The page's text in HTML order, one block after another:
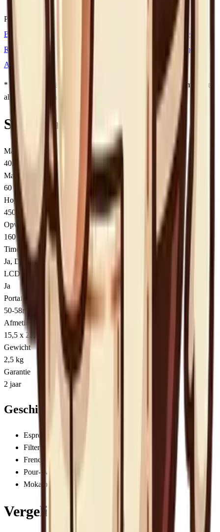
Prijsindicatie:
Bol.com
Coolblue
Roastmarket
Bekijk op
Bekijk op
Amazon.nl
* Dit zijn affiliate links: Koffienoob ontvangt een kleine commissie
als je via deze links koopt, zonder extra kosten voor jou.
Specificaties
Maalwerk
40mm conische stalen bramen
Maalstanden
60 (stepped)
Hopper capaciteit
450 gram
Opvangbak
160 gram
Timer
Ja, Dosing IQ technologie
LCD scherm
Ja
Portafilter houder
50-58mm verstelbaar
Afmetingen
15,5 x 23,5 x 39,3 cm
Gewicht
2,5 kg
Garantie
2 jaar
Geschikt voor
Espresso
Filter
French Press
Pour-over
Moka pot
Vergelijkbare molens